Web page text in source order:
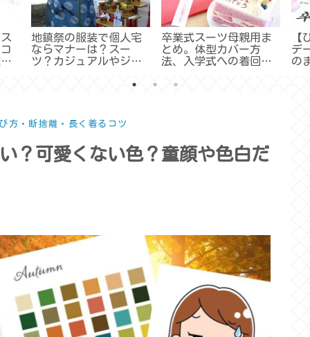
地鎮祭の服装で個人宅
ならマナーは？スー
ツ？カジュアルやジー
卒業式スーツ母親用ま
とめ。体型カバー方
法、入学式への着回
デなど
【
デ
の
方・断捨離・長く着るコツ
？可愛くない色？童顔や色白だ